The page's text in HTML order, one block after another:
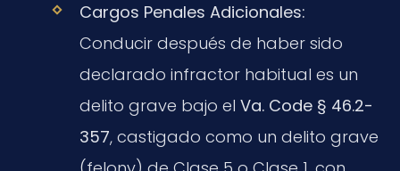
Cargos Penales Adicionales:
Conducir después de haber sido
declarado infractor habitual es un
delito grave bajo el Va. Code § 46.2-
357, castigado como un delito grave